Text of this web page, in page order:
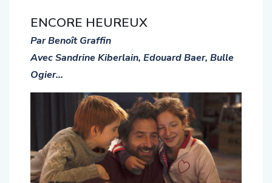
ENCORE HEUREUX
Par Benoît Graffin
Avec Sandrine Kiberlain, Edouard Baer, Bulle
Ogier…